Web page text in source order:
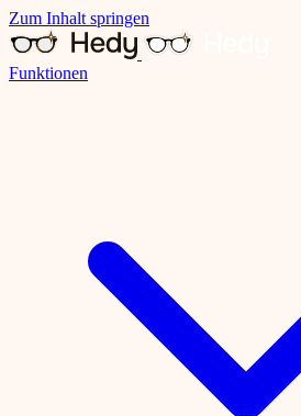
Zum Inhalt springen
Funktionen